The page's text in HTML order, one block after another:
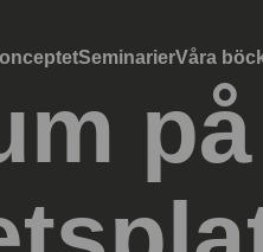
SeminarierVåra
på